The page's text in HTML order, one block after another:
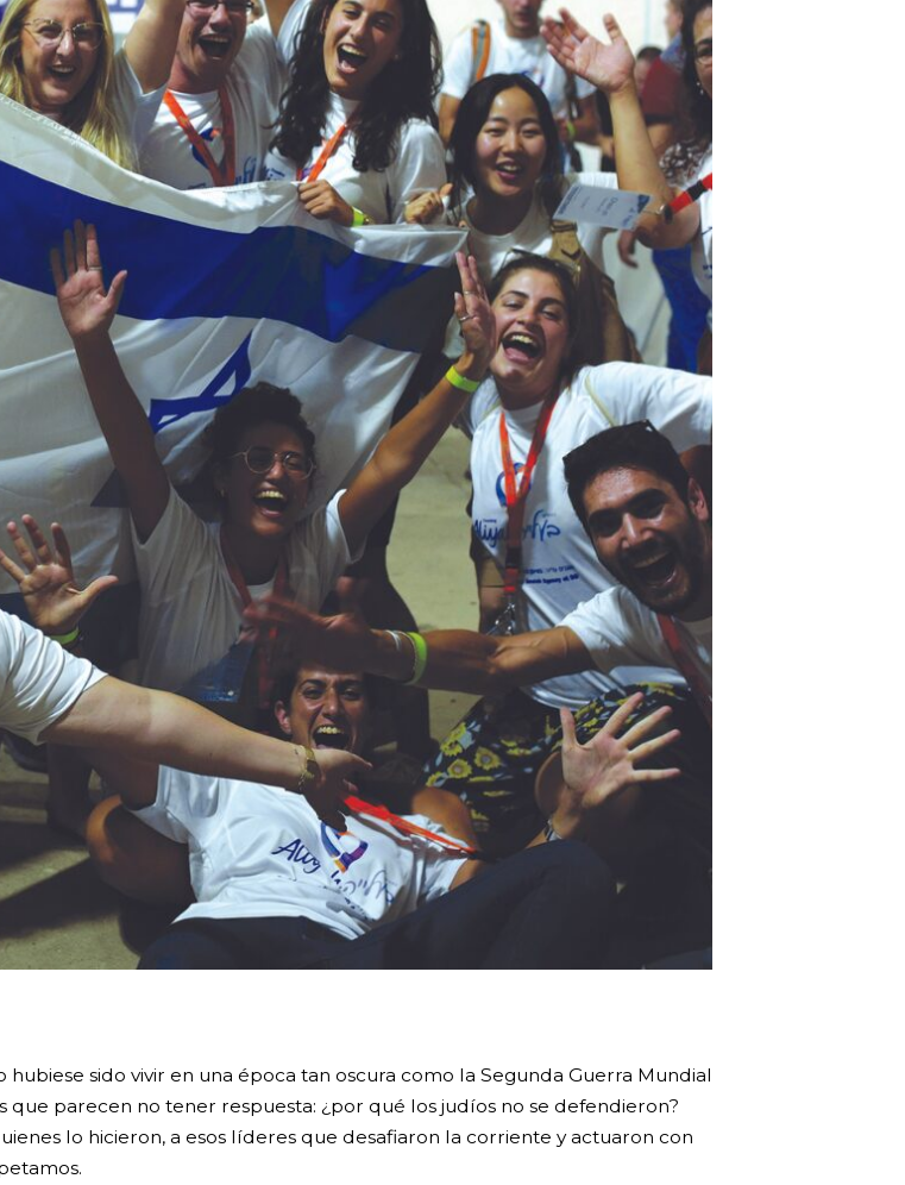
sido vivir en una época tan oscura como la Segunda Guerra Mundial
parecen no tener respuesta: ¿por qué los judíos no se defendieron?
lo hicieron, a esos líderes que desafiaron la corriente y actuaron con